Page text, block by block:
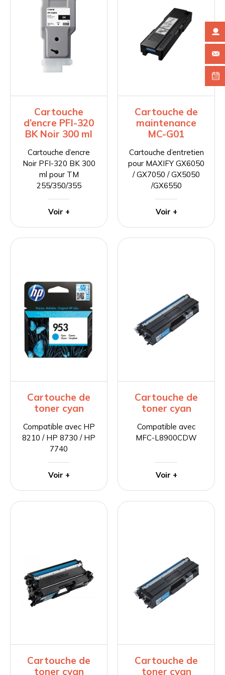
Cartouche
d’encre PFI-320
BK Noir 300 ml
Cartouche d’encre
Noir PFI-320 BK 300
ml pour TM
255/350/355
Voir +
Cartouche de
maintenance
MC-G01
Cartouche d’entretien
pour MAXIFY GX6050
/ GX7050 / GX5050
/GX6550
Voir +
Cartouche de
toner cyan
Compatible avec HP
8210 / HP 8730 / HP
7740
Voir +
Cartouche de
toner cyan
Compatible avec
MFC-L8900CDW
Voir +
Cartouche de
toner cyan
Cartouche de
toner cyan